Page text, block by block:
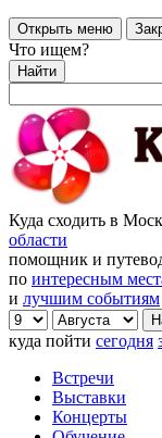
Открыть меню
Что ищем?
Найти
Куда сходить в
области
помощник и
по интересным
и лучшим событиям
куда пойти сегодня
Встречи
Выставки
Концерты